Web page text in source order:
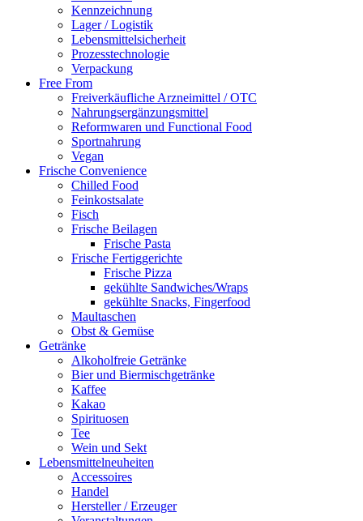
Kennzeichnung
Lager / Logistik
Lebensmittelsicherheit
Prozesstechnologie
Verpackung
Free From
Freiverkäufliche Arzneimittel / OTC
Nahrungsergänzungsmittel
Reformwaren und Functional Food
Sportnahrung
Vegan
Frische Convenience
Chilled Food
Feinkostsalate
Fisch
Frische Beilagen
Frische Pasta
Frische Fertiggerichte
Frische Pizza
gekühlte Sandwiches/Wraps
gekühlte Snacks, Fingerfood
Maultaschen
Obst & Gemüse
Getränke
Alkoholfreie Getränke
Bier und Biermischgetränke
Kaffee
Kakao
Spirituosen
Tee
Wein und Sekt
Lebensmittelneuheiten
Accessoires
Handel
Hersteller / Erzeuger